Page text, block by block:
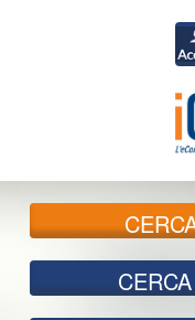
CERCA